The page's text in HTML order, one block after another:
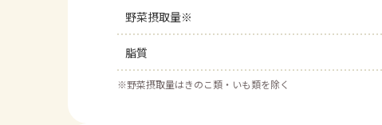
野菜摂取量※
脂質
※野菜摂取量はきのこ類・いも類を除く